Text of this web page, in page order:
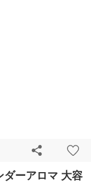
ーアロマ 大容